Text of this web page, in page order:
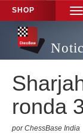
SHOP
ronda
por ChessBase India